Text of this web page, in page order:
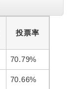
投票率
70.79%
70.66%